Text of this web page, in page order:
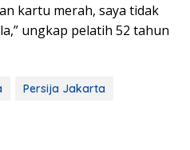
kartu merah, saya tidak
ungkap pelatih 52 tahun
Persija Jakarta